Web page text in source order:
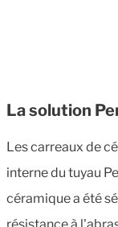
La solution
Les carreaux de
interne du tuyau
céramique a été